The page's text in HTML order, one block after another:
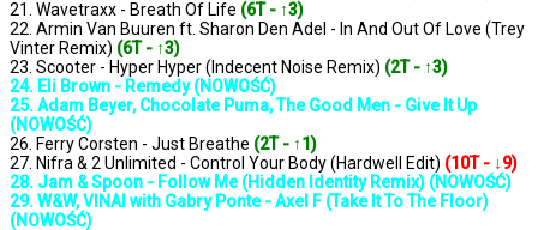
21. Wavetraxx - Breath Of Life (6T - ↑3)
22. Armin Van Buuren ft. Sharon Den Adel - In And Out Of Love (Trey
Vinter Remix) (6T - ↑3)
23. Scooter - Hyper Hyper (Indecent Noise Remix) (2T - ↑3)
24. Eli Brown - Remedy (NOWOŚĆ)
25. Adam Beyer, Chocolate Puma, The Good Men - Give It Up
(NOWOŚĆ)
26. Ferry Corsten - Just Breathe (2T - ↑1)
27. Nifra & 2 Unlimited - Control Your Body (Hardwell Edit) (10T - ↓9)
28. Jam & Spoon - Follow Me (Hidden Identity Remix) (NOWOŚĆ)
29. W&W, VINAI with Gabry Ponte - Axel F (Take It To The Floor)
(NOWOŚĆ)